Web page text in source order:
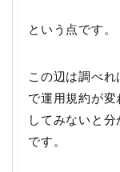
という点です。
この辺は調べ
で運用規約が
してみないと
です。